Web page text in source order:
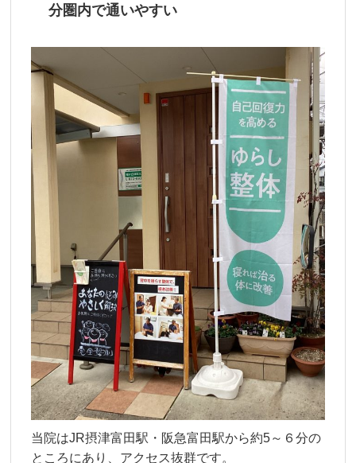
分圏内で通いやすい
当院はJR摂津富田駅・阪急富田駅から約5～６分の
ところにあり、アクセス抜群です。